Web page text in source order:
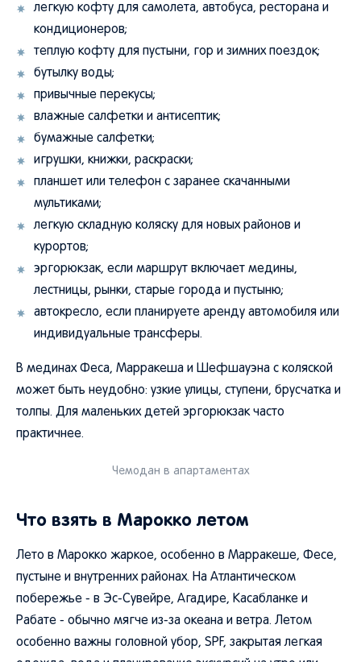
кондиционеров;
теплую кофту для пустыни, гор и зимних поездок;
бутылку воды;
привычные перекусы;
влажные салфетки и антисептик;
бумажные салфетки;
игрушки, книжки, раскраски;
планшет или телефон с заранее скачанными
мультиками;
легкую складную коляску для новых районов и
курортов;
эргорюкзак, если маршрут включает медины,
лестницы, рынки, старые города и пустыню;
автокресло, если планируете аренду автомобиля или
индивидуальные трансферы.
может быть неудобно: узкие улицы, ступени, брусчатка и
толпы. Для маленьких детей эргорюкзак часто
практичнее.
пустыне и внутренних районах. На Атлантическом
побережье - в Эс-Сувейре, Агадире, Касабланке и
Рабате - обычно мягче из-за океана и ветра. Летом
особенно важны головной убор, SPF, закрытая легкая
одежда, вода и планирование экскурсий на утро или